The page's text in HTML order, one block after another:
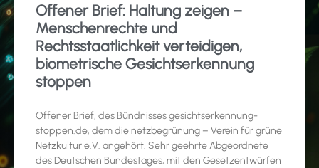
Offener Brief: Haltung zeigen –
Menschenrechte und
Rechtsstaatlichkeit verteidigen,
biometrische Gesichtserkennung
stoppen
Offener Brief, des Bündnisses gesichtserkennung-
stoppen.de, dem die netzbegrünung – Verein für grüne
Netzkultur e.V. angehört. Sehr geehrte Abgeordnete
des Deutschen Bundestages, mit den Gesetzentwürfen